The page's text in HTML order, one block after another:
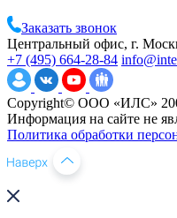
Заказать звонок
Центральный офис, г.
+7 (495) 664-28-84
Copyright© ООО «ИЛС»
Информация на сайте не
Политика обработки